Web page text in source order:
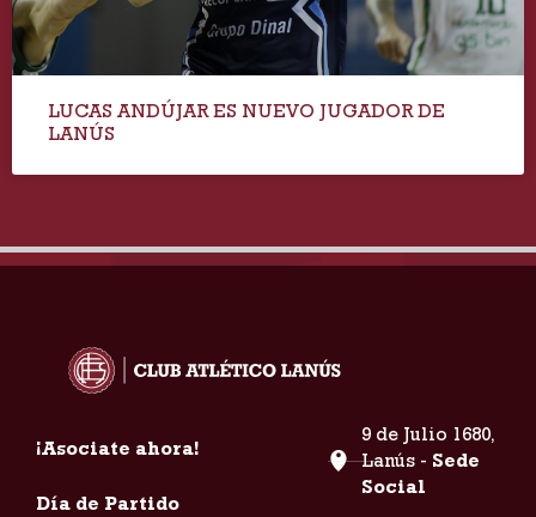
LUCAS ANDÚJAR ES NUEVO JUGADOR DE
LANÚS
¡Asociate ahora!
Día de Partido
9 de Julio 1680,
Lanús - Sede
Social